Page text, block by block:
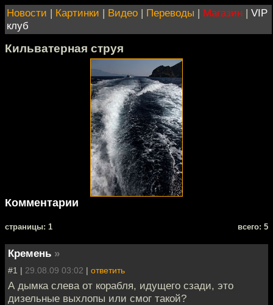
Новости | Картинки | Видео | Переводы | Магазин | VIP
клуб
Кильватерная струя
Комментарии
cтраницы: 1 всего: 5
Кремень »
#1 | 29.08.09 03:02 | ответить
А дымка слева от корабля, идущего сзади, это
дизельные выхлопы или смог такой?